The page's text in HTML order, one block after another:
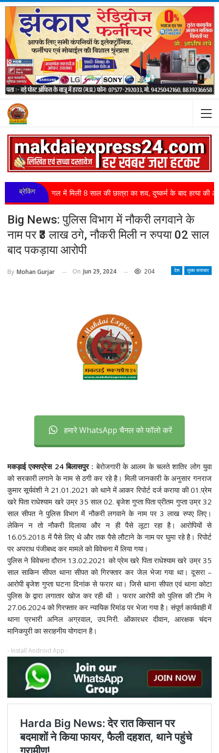
ब्रेकिंग
जंगल में मिली 8 साल की छात्रा का शव, दुष्कर्म के बाद हत्या की आशंका, पड़ोसी ...
Big News: पुलिस विभाग में नौकरी लगवाने के
नाम पर ₹3 लाख ठगे, नौकरी मिली न रुपया 02 साल
बाद पकड़ाया आरोपी
देश मुख्य समाचार
By Mohan Gurjar On Jun 29, 2024 204
हमारे WhatsApp चैनल को फॉलो करें
मकड़ाई एक्सप्रेस 24 बिलासपुर : बेरोजगारी के आलम के चलते शातिर लोग युवा
को सरकारी लगाने के नाम से ठगी कर रहे है। मिली जानकारी के अनुसार गनराज
कुमार सूर्यवंशी ने 21.01.2021 को थाने में आकर रिपोर्ट दर्ज कराया की 01.प्रेम
खरे पिता राधेश्याम खरे उम्र 35 साल 02. बृजेश गुप्ता पिता प्रीतम गुप्ता उम्र 32
साल सीपत ने पुलिस विभाग में नौकरी लगवाने के नाम पर 3 लाख रुपए लिए।
लेकिन न तो नौकरी दिलाया और न ही पैसे लूटा रहा है। आरोपियों से
16.05.2018 में पैसे लिए थे और तक पैसे लौटाने के नाम पर घुमा रहे है। रिपोर्ट
पर अपराध पंजीबध्द कर मामले को विवेचना में लिया गया।
पुलिस ने विवेचना दौरान 13.02.2021 को प्रेम खरे पिता राधेश्याम खरे उम्र 35
साल साकिन सीपत थाना सीपत को गिरफ्तार कर जेल भेजा गया था। दूसरा –
आरोपी बृजेश गुप्ता घटना दिनांक से फरार था। जिसे थाना सीपत एवं थाना कोटा
पुलिस के द्वारा लगातार खोज कर रही थी । फरार आरोपी को पुलिस की टीम ने
27.06.2024 को गिरफ्तार कर न्यायिक रिमांड पर भेजा गया है। संपूर्ण कार्यवाही में
थाना प्रभारी अनिल अग्रवाल, उप.निरी. ओंकारधर दीवान, आरक्षक चंदन
मानिकपुरी का सराहनीय योगदान है।
- Install Android App -